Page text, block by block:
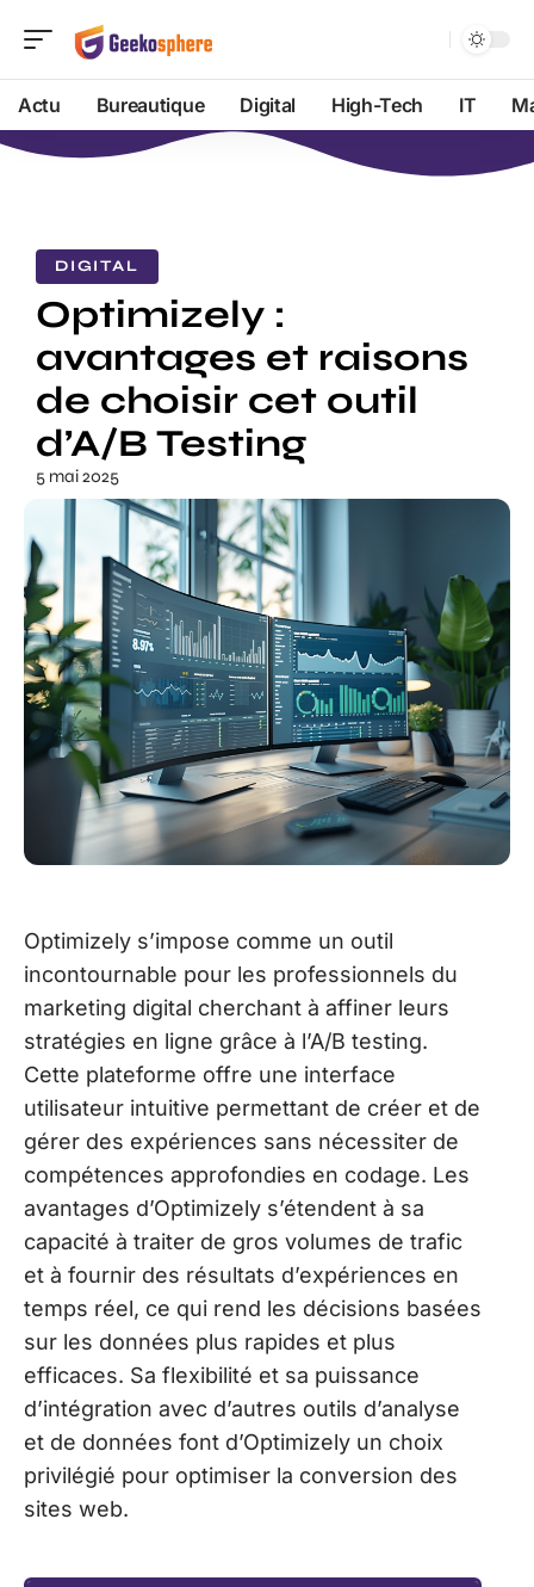
Actu Bureautique Digital High-Tech IT
DIGITAL
Optimizely :
avantages et raisons
de choisir cet outil
d’A/B Testing
5 mai 2025
Optimizely s’impose comme un outil
incontournable pour les professionnels du
marketing digital cherchant à affiner leurs
stratégies en ligne grâce à l’A/B testing.
Cette plateforme offre une interface
utilisateur intuitive permettant de créer et de
gérer des expériences sans nécessiter de
compétences approfondies en codage. Les
avantages d’Optimizely s’étendent à sa
capacité à traiter de gros volumes de trafic
et à fournir des résultats d’expériences en
temps réel, ce qui rend les décisions basées
sur les données plus rapides et plus
efficaces. Sa flexibilité et sa puissance
d’intégration avec d’autres outils d’analyse
et de données font d’Optimizely un choix
privilégié pour optimiser la conversion des
sites web.